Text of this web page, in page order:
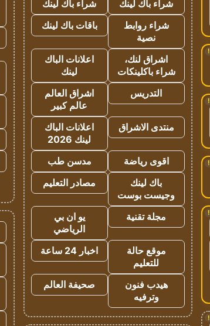
!
!
!
!
!
شراء باك لينك
شراء باك لينك
شراء روابط
نصية
باقات باك لينك
اشراق لنك،
شراء باكلينكات
اعلانات الباك
لينك
التدريس
اشراق العالم
عالم كبير
منتدى الاشراق
اعلانات الباك
لينك 2026
اقوى رياضة
مدسن طب
باك لينك
وجيست بوست
مصادر التعليم
مجلة تقنية
يو ان بي
الرياضي
موقع حالة
للتعليم
اخبار 24 ساعة
هيدب فنون
وترفيه
صحيفة العالم